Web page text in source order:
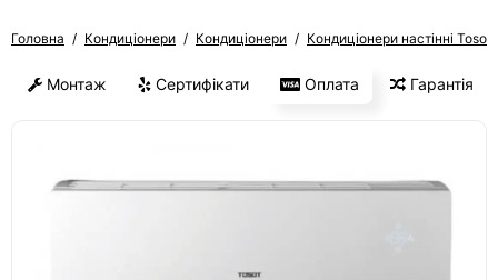
Головна Кондиціонери Кондиціонери Кондиціонери настінні Tosot
Монтаж Сертифікати Оплата Гарантія